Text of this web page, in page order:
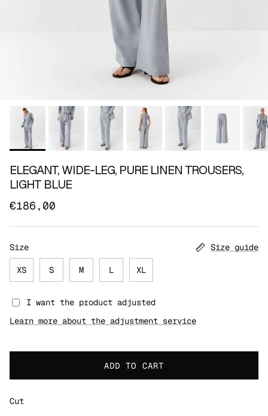
ELEGANT, WIDE-LEG, PURE LINEN TROUSERS,
LIGHT BLUE
€186,00
Size Size guide
XS S M L XL
I want the product adjusted
Learn more about the adjustment service
ADD TO CART
Cut